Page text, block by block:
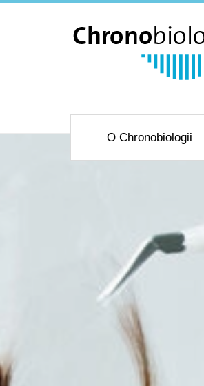
O Chronobiologii